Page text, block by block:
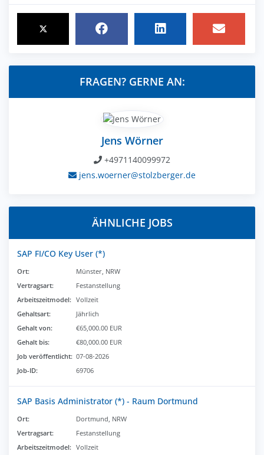
FRAGEN? GERNE AN:
Jens Wörner
+4971140099972
jens.woerner@stolzberger.de
ÄHNLICHE JOBS
SAP FI/CO Key User (*)
Ort:
Münster, NRW
Vertragsart:
Festanstellung
Arbeitszeitmodel: Vollzeit
Gehaltsart:
Jährlich
Gehalt von:
€65,000.00 EUR
Gehalt bis:
€80,000.00 EUR
Job veröffentlicht: 07-08-2026
Job-ID:
69706
SAP Basis Administrator (*) - Raum Dortmund
Ort:
Dortmund, NRW
Vertragsart:
Festanstellung
Arbeitszeitmodel: Vollzeit